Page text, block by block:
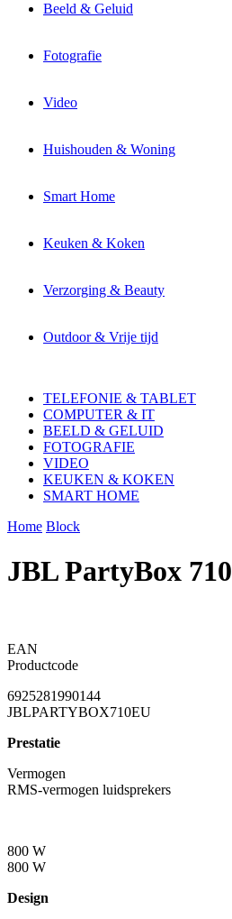
Beeld & Geluid
Fotografie
Video
Huishouden & Woning
Smart Home
Keuken & Koken
Verzorging & Beauty
Outdoor & Vrije tijd
TELEFONIE & TABLET
COMPUTER & IT
BEELD & GELUID
FOTOGRAFIE
VIDEO
KEUKEN & KOKEN
SMART HOME
Home Block
JBL PartyBox 710
EAN
Productcode
6925281990144
JBLPARTYBOX710EU
Prestatie
Vermogen
RMS-vermogen luidsprekers
800 W
800 W
Design